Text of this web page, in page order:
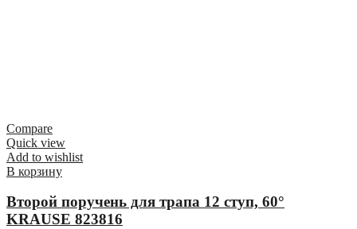
Compare
Quick view
Add to wishlist
В корзину
Второй поручень для трапа 12 ступ, 60°
KRAUSE 823816